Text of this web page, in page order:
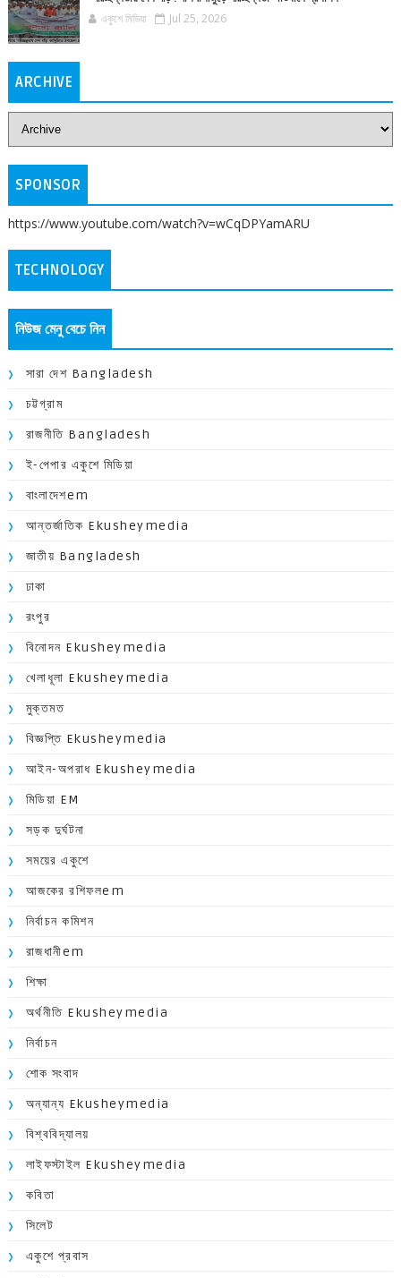
একুশে মিডিয়া Jul 25, 2026
ARCHIVE
SPONSOR
https://www.youtube.com/watch?v=wCqDPYamARU
TECHNOLOGY
নিউজ মেনু বেচে নিন
সারা দেশ Bangladesh
চট্টগ্রাম
রাজনীতি Bangladesh
ই-পেপার একুশে মিডিয়া
বাংলাদেশem
আন্তর্জাতিক Ekusheymedia
জাতীয় Bangladesh
ঢাকা
রংপুর
বিনোদন Ekusheymedia
খেলাধূলা Ekusheymedia
মুক্তমত
বিজ্ঞপ্তি Ekusheymedia
আইন-অপরাধ Ekusheymedia
মিডিয়া EM
সড়ক দুর্ঘটনা
সময়ের একুশে
আজকের রশিফলem
নির্বাচন কমিশন
রাজধানীem
শিক্ষা
অর্থনীতি Ekusheymedia
নির্বাচন
শোক সংবাদ
অন্যান্য Ekusheymedia
বিশ্ববিদ্যালয়
লাইফস্টাইল Ekusheymedia
কবিতা
সিলেট
একুশে প্রবাস